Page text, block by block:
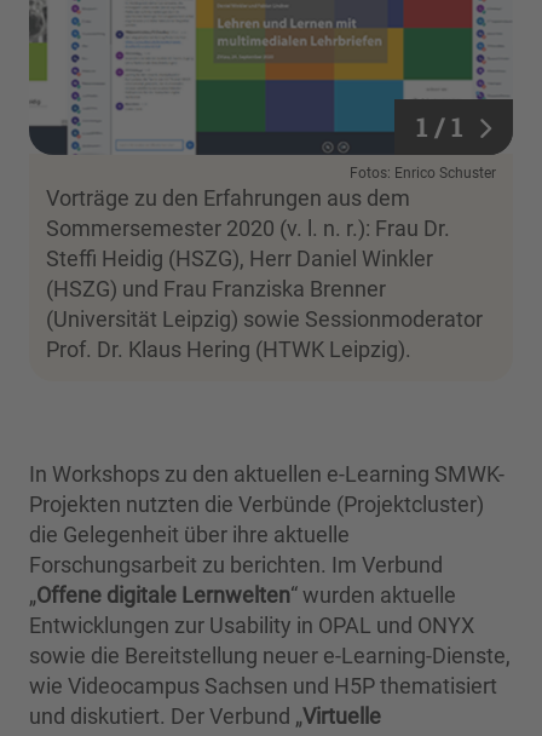
1 / 1
1 / 1
Fotos: Enrico Schuster
Vorträge zu den Erfahrungen aus dem
Sommersemester 2020 (v. l. n. r.): Frau Dr.
Steffi Heidig (HSZG), Herr Daniel Winkler
(HSZG) und Frau Franziska Brenner
(Universität Leipzig) sowie Sessionmoderator
Prof. Dr. Klaus Hering (HTWK Leipzig).
In Workshops zu den aktuellen e-Learning SMWK-
Projekten nutzten die Verbünde (Projektcluster)
die Gelegenheit über ihre aktuelle
Forschungsarbeit zu berichten. Im Verbund
„Offene digitale Lernwelten“ wurden aktuelle
Entwicklungen zur Usability in OPAL und ONYX
sowie die Bereitstellung neuer e-Learning-Dienste,
wie Videocampus Sachsen und H5P thematisiert
und diskutiert. Der Verbund „Virtuelle